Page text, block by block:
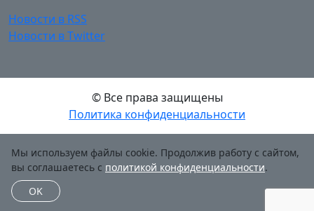
Новости в RSS
Новости в Twitter
© Все права защищены
Политика конфиденциальности
Мы используем файлы cookie. Продолжив работу с сайтом,
вы соглашаетесь с политикой конфиденциальности.
OK